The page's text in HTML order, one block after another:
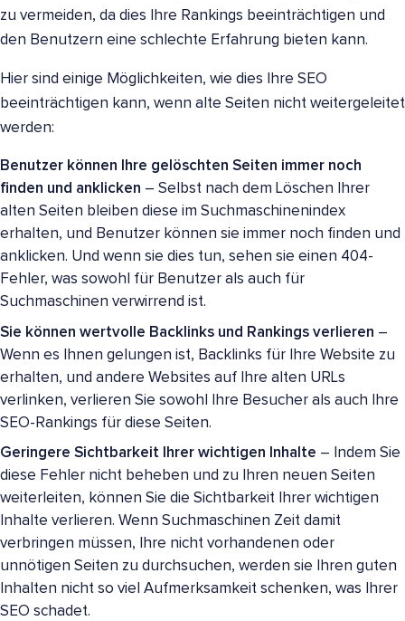
zu vermeiden, da dies Ihre Rankings beeinträchtigen und
den Benutzern eine schlechte Erfahrung bieten kann.
Hier sind einige Möglichkeiten, wie dies Ihre SEO
beeinträchtigen kann, wenn alte Seiten nicht weitergeleitet
werden:
Benutzer können Ihre gelöschten Seiten immer noch
finden und anklicken – Selbst nach dem Löschen Ihrer
alten Seiten bleiben diese im Suchmaschinenindex
erhalten, und Benutzer können sie immer noch finden und
anklicken. Und wenn sie dies tun, sehen sie einen 404-
Fehler, was sowohl für Benutzer als auch für
Suchmaschinen verwirrend ist.
Sie können wertvolle Backlinks und Rankings verlieren –
Wenn es Ihnen gelungen ist, Backlinks für Ihre Website zu
erhalten, und andere Websites auf Ihre alten URLs
verlinken, verlieren Sie sowohl Ihre Besucher als auch Ihre
SEO-Rankings für diese Seiten.
Geringere Sichtbarkeit Ihrer wichtigen Inhalte – Indem Sie
diese Fehler nicht beheben und zu Ihren neuen Seiten
weiterleiten, können Sie die Sichtbarkeit Ihrer wichtigen
Inhalte verlieren. Wenn Suchmaschinen Zeit damit
verbringen müssen, Ihre nicht vorhandenen oder
unnötigen Seiten zu durchsuchen, werden sie Ihren guten
Inhalten nicht so viel Aufmerksamkeit schenken, was Ihrer
SEO schadet.